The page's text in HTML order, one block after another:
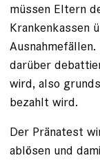
müssen Eltern
Krankenkassen
darüber
wird, also
bezahlt wird.
Der Pränatest
ablösen und